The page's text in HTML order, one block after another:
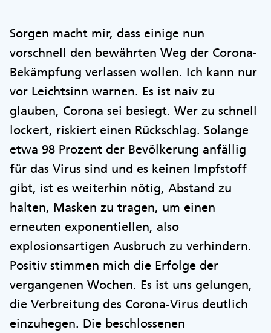
Sorgen macht mir, dass einige nun
vorschnell den bewährten Weg der Corona-
Bekämpfung verlassen wollen. Ich kann nur
vor Leichtsinn warnen. Es ist naiv zu
glauben, Corona sei besiegt. Wer zu schnell
lockert, riskiert einen Rückschlag. Solange
etwa 98 Prozent der Bevölkerung anfällig
für das Virus sind und es keinen Impfstoff
gibt, ist es weiterhin nötig, Abstand zu
halten, Masken zu tragen, um einen
erneuten exponentiellen, also
explosionsartigen Ausbruch zu verhindern.
Positiv stimmen mich die Erfolge der
vergangenen Wochen. Es ist uns gelungen,
die Verbreitung des Corona-Virus deutlich
einzuhegen. Die beschlossenen